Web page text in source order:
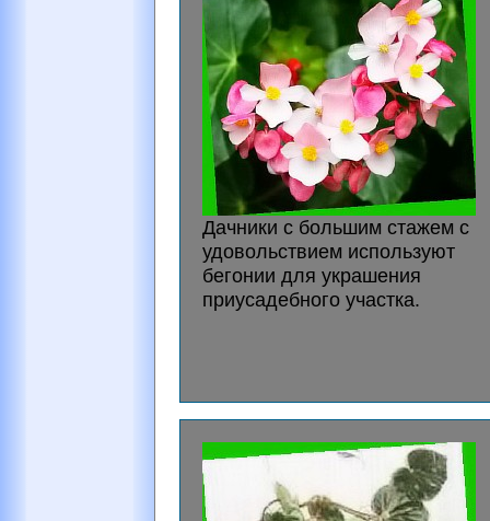
Дачники с большим стажем с
удовольствием используют
бегонии для украшения
приусадебного участка.